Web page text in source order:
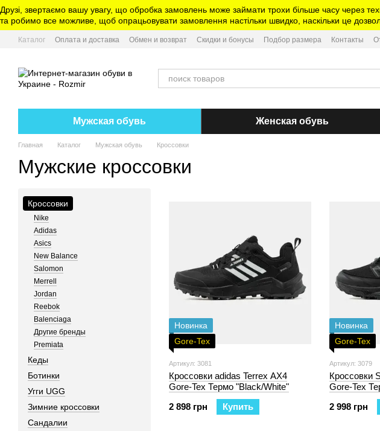
Перейти к основному контенту
Друзі, звертаємо вашу увагу, що обробка замовлень може займати трохи більше часу через
та робимо все можливе, щоб опрацьовувати замовлення настільки швидко, наскільки це
Каталог Оплата и доставка Обмен и возврат Скидки и бонусы Подбор размера Контакты
Мужская обувь Женская обувь
Главная Каталог Мужская обувь Кроссовки
Мужские кроссовки
Новинка
Gore-Tex
Артикул: 3081
Кроссовки adidas Terrex AX4
Gore-Tex Термо "Black/White"
2 898 грн
Купить
Новинка
Gore-Tex
Артикул: 3079
Кроссовки
Gore-Tex
2 998 грн
Кроссовки
Nike
Adidas
Asics
New Balance
Salomon
Merrell
Jordan
Reebok
Balenciaga
Другие бренды
Premiata
Кеды
Ботинки
Угги UGG
Зимние кроссовки
Сандалии